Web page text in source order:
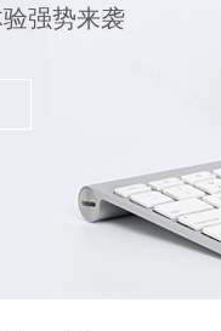
强势来袭